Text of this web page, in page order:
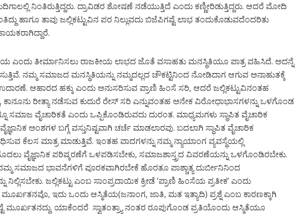
ನಿಂತಿರುತ್ತಿದ್ದರು. ದ್ರಾವಿಡರ ಶೋಷಣೆ ನಡೆಯುತ್ತಿದೆ ಎಂದು ಕಣ್ಣೀರಿಡುತ್ತಿದ್ದರು. ಆದರೆ ಮೋದಿ
ಹಾಗೂ ತಾವು ಜಲ್ಲಿಕಟ್ಟುವಿನ ಪರ ನಿಲ್ಲುವದು ಬಿಜೆಪಿಗಷ್ಟೆ ಲಾಭ ತಂದುಕೊಡುವದೆಂದರಿತು
ಎಂದು ತೀರ್ಮಾನಿಸಲು ರಾಜಕೀಯ ಲಾಭದ ಜೊತೆ ವಸಾಹತು ಮನಸ್ಥಿತಿಯೂ ಪಾತ್ರ ವಹಿಸಿದೆ. ಅದನ್ನೆ
ನಮ್ಮ ಸಮಾಜದ ಮನಸ್ಥಿತಿಯನ್ನು ನಮ್ಮದಲ್ಲದ ಚೌಕಟ್ಟಿನಿಂದ ನೋಡಿದಾಗ ಆಗುವ ಅನಾಹುತಕ್ಕೆ
ಆಹಾರದ ಹಕ್ಕು ಎಂದು ಅನುಸರಿಸುವ ಪ್ರಾಣಿ ಹಿಂಸೆ ಸರಿ, ಆದರೆ ಜಲ್ಲಿಕಟ್ಟುವಿನಂತಹ
ಕಾನೂನು ರೀತ್ಯಾ ನಡೆಸುವ ಕುದುರೆ ರೇಸ್ ಸರಿ ಎನ್ನುವಂತಹ ಅನೇಕ ವಿರೋಧಾಭಾಸಗಳನ್ನು ಒಳಗೊಂಡ
ಸಮಾಜ ವೈಚಾರಿಕತೆ ಎಂದು ಒಪ್ಪಿಕೊಂಡಿರುವದು ದುರಂತ. ಮಾಧ್ಯಮಗಳು ಸ್ಥಾಪಿತ ವೈಚಾರಿಕ
ಅಂಶಗಳ ಬಗ್ಗೆ ವಸ್ತುನಿಷ್ಟವಾಗಿ ಚರ್ಚೆ ಮಾಡಲಾರವು. ಬದಲಾಗಿ ಸ್ಥಾಪಿತ ವೈಚಾರಿಕ
ಕೆಲಸ ಮಾತ್ರ ಮಾಡುತ್ತಿವೆ. ಇಂತಹ ವಾದಗಳನ್ನು ನಮ್ಮ ನ್ಯಾಯಾಂಗ ವ್ಯವಸ್ಥೆಯಲ್ಲಿ
ವೈಜ್ಞಾನಿಕ ಪರಿಷ್ಕರಣೆಗೆ ಒಳಪಡಿಸಬೇಕು, ಸಮಾಜಶಾಸ್ತ್ರದ ವಿವರಣೆಯನ್ನು ಒಳಗೊಂಡಿರಬೇಕು.
ಸಮಾಜದ ಭಾವನೆಗಳಿಗೆ ಪೂರಕವಾಗಿರಬೇಕೆ ಹೊರತೂ ಪಾಶ್ಚಾತ್ಯ ದುರ್ಬೀನಿನಿಂದ
ನಿಲ್ಲಿಸಬೇಕು. ಜಲ್ಲಿಕಟ್ಟು ಎಂಬ ಸಾಂಪ್ರದಾಯಿಕ ಕ್ರೀಡೆ ’ಪ್ರಾಣಿ ಹಿಂಸೆಯ ಪ್ರತೀಕ’ ಎಂದು
ಮೂರ್ಖತನವೊ, ಇದು ಒಂದು ಆಸ್ಮಿತೆಯ(ಜನಾಂಗ, ಜಾತಿ, ಮತ ಇತ್ಯಾದಿ) ಪ್ರಶ್ನೆ ಎಂಬ ಕಾರಣಕ್ಕಾಗಿ
ಯಾಕೆಂದರೆ ಸ್ವಾತಂತ್ರ್ಯಾ ನಂತರ ರೂಪುಗೊಂಡ ಪ್ರತಿಯೊಂದು ಆಸ್ಮಿತೆಯೂ